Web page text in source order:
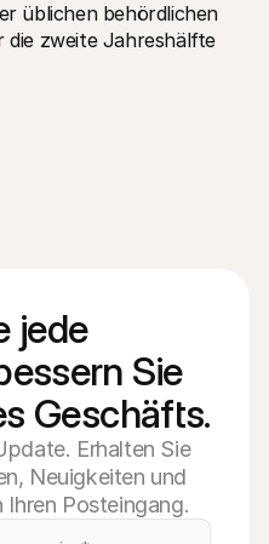
üblichen behördlichen
die zweite Jahreshälfte
jede
Sie
Geschäfts.
Erhalten Sie
Neuigkeiten und
Ihren Posteingang.